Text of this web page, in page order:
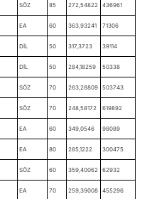
SÖZ 85 272,54822 436961
EA 60 363,93241 71306
DİL 50 317,3723 39114
DİL 50 284,18259 50338
SÖZ 70 263,28809 503743
SÖZ 70 248,58172 619892
EA 60 349,0546 98089
EA 80 285,1222 300475
SÖZ 60 359,40062 62932
EA 70 259,39008 455296